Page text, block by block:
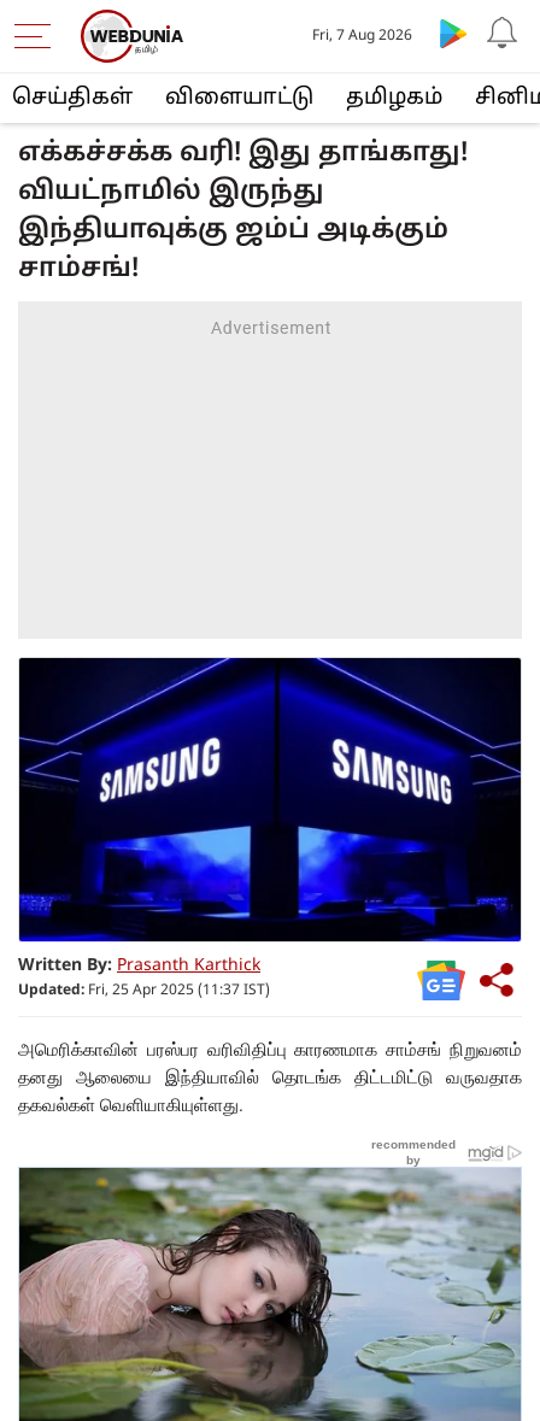
செய்திகள் விளையா‌ட்டு த‌மிழக‌ம்
Fri, 7 Aug 2026
எக்கச்சக்க வரி! இது தாங்காது!
வியட்நாமில் இருந்து
இந்தியாவுக்கு ஜம்ப் அடிக்கும்
சாம்சங்!
Written By: Prasanth Karthick
Updated: Fri, 25 Apr 2025 (11:37 IST)
அமெரிக்காவின் பரஸ்பர வரிவிதிப்பு காரணமாக சாம்சங் நிறுவனம்
தனது ஆலையை இந்தியாவில் தொடங்க திட்டமிட்டு வருவதாக
தகவல்கள் வெளியாகியுள்ளது.